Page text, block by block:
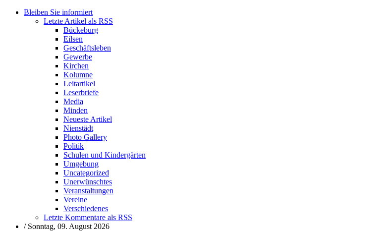
Bleiben Sie informiert
Letzte Artikel als RSS
Bückeburg
Eilsen
Geschäftsleben
Gewerbe
Kirchen
Kolumne
Leitartikel
Leserbriefe
Media
Minden
Neueste Artikel
Nienstädt
Photo Gallery
Politik
Schulen und Kindergärten
Umgebung
Uncategorized
Unerwünschtes
Veranstaltungen
Vereine
Verschiedenes
Letzte Kommentare als RSS
/ Sonntag, 09. August 2026